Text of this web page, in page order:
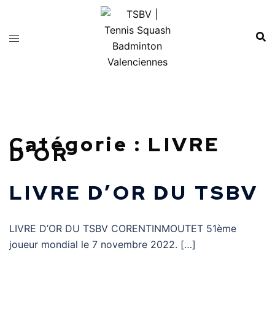
contenu
Catégorie : LIVRE
D’OR
LIVRE D’OR DU TSBV
LIVRE D’OR DU TSBV CORENTINMOUTET 51ème
joueur mondial le 7 novembre 2022. […]